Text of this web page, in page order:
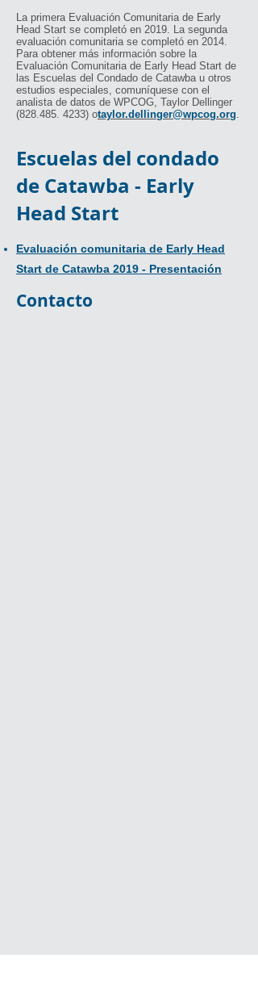
La primera Evaluación Comunitaria de Early
Head Start se completó en 2019. La segunda
evaluación comunitaria se completó en 2014.
Para obtener más información sobre la
Evaluación Comunitaria de Early Head Start de
las Escuelas del Condado de Catawba u otros
estudios especiales, comuníquese con el
analista de datos de WPCOG, Taylor Dellinger
(828.485. 4233) otaylor.dellinger@wpcog.org.
Escuelas del condado
de Catawba - Early
Head Start
Evaluación comunitaria de Early Head
Start de Catawba 2019 - Presentación
Contacto